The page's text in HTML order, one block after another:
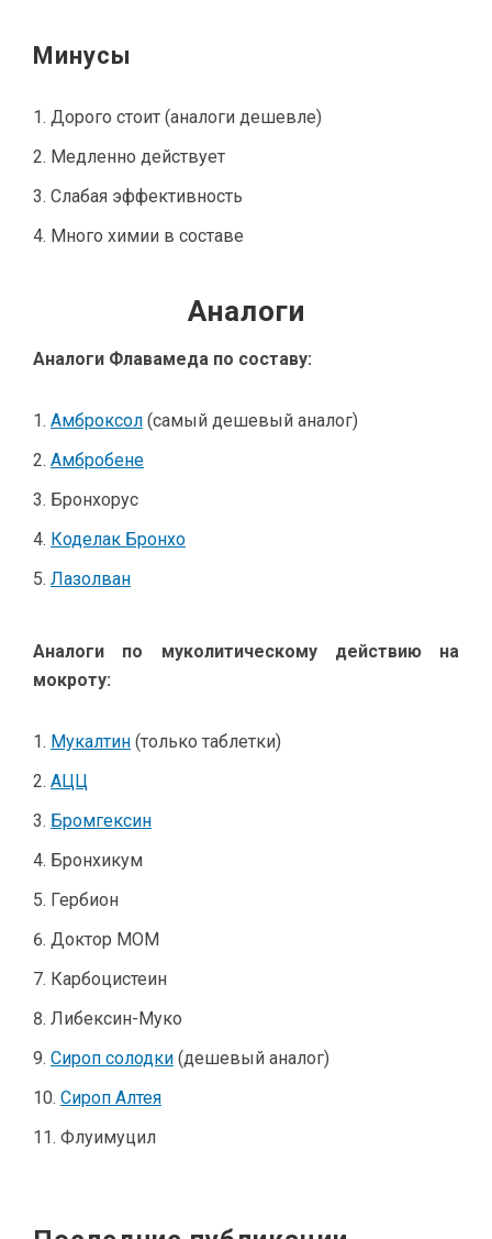
Минусы
Дорого стоит (аналоги дешевле)
Медленно действует
Слабая эффективность
Много химии в составе
Аналоги
Аналоги Флавамеда по составу:
Амброксол (самый дешевый аналог)
Амбробене
Бронхорус
Коделак Бронхо
Лазолван
Аналоги по муколитическому действию на
мокроту:
Мукалтин (только таблетки)
АЦЦ
Бромгексин
Бронхикум
Гербион
Доктор МОМ
Карбоцистеин
Либексин-Муко
Сироп солодки (дешевый аналог)
Сироп Алтея
Флуимуцил